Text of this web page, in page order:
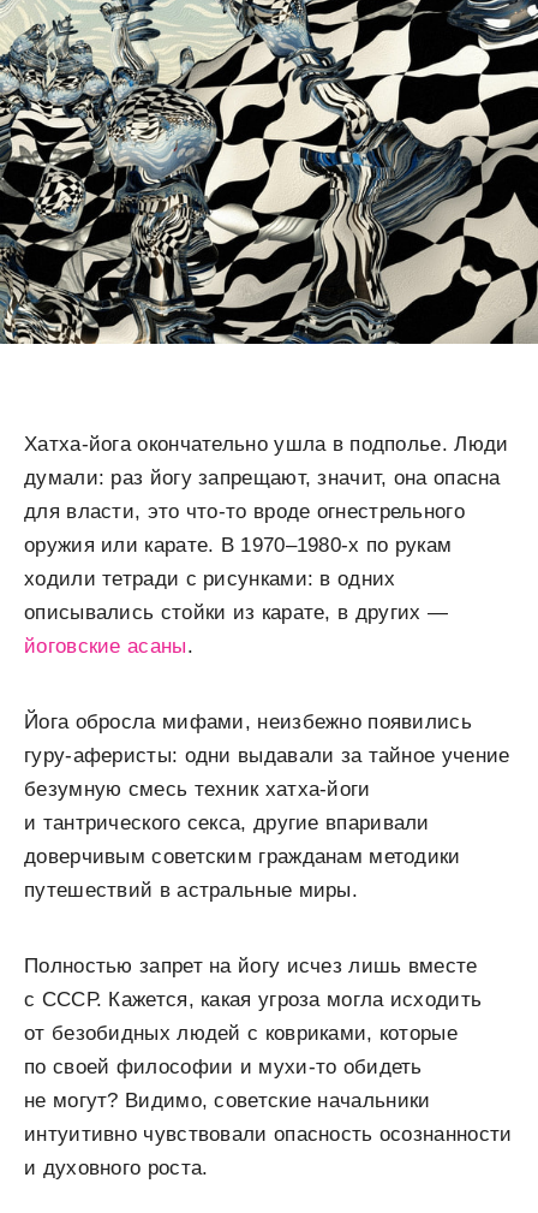
Хатха-йога окончательно ушла в подполье. Люди
думали: раз йогу запрещают, значит, она опасна
для власти, это что-то вроде огнестрельного
оружия или карате. В 1970–1980-х по рукам
ходили тетради с рисунками: в одних
описывались стойки из карате, в других —
йоговские асаны.
Йога обросла мифами, неизбежно появились
гуру-аферисты: одни выдавали за тайное учение
безумную смесь техник хатха-йоги
и тантрического секса, другие впаривали
доверчивым советским гражданам методики
путешествий в астральные миры.
Полностью запрет на йогу исчез лишь вместе
с СССР. Кажется, какая угроза могла исходить
от безобидных людей с ковриками, которые
по своей философии и мухи-то обидеть
не могут? Видимо, советские начальники
интуитивно чувствовали опасность осознанности
и духовного роста.